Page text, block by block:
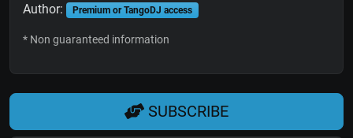
Author: Premium or TangoDJ access
* Non guaranteed information
SUBSCRIBE